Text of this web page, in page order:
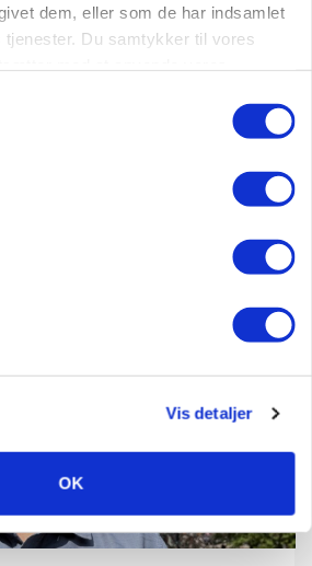
dem, eller som de har indsamlet
tjenester. Du samtykker til vores
Vis detaljer
OK
årets sortsforsøg i vinterbyg